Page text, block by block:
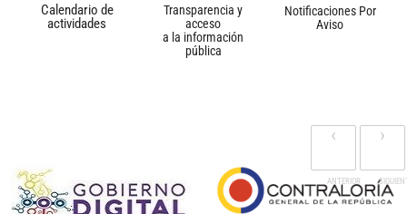
Calendario de
actividades
Transparencia y
acceso
a la información
pública
Notificaciones Por
Aviso
‹ ›